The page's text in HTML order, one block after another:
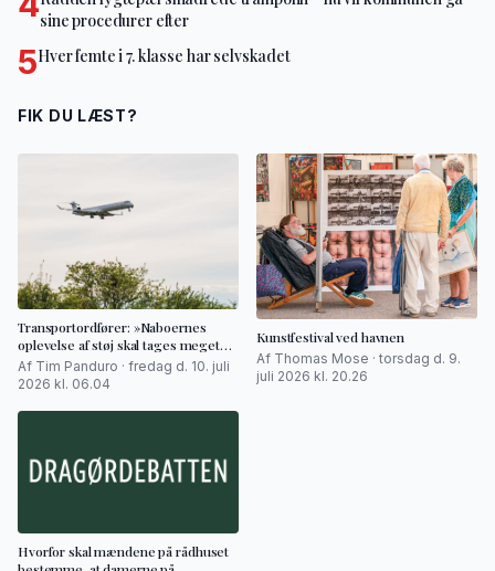
sine procedurer efter
5Hver femte i 7. klasse har selvskadet
FIK DU LÆST?
Transportordfører: »Naboernes
oplevelse af støj skal tages meget
alvorligt«
Af Tim Panduro · fredag d. 10. juli
2026 kl. 06.04
Kunstfestival ved havnen
Af Thomas Mose · torsdag d. 9.
juli 2026 kl. 20.26
Hvorfor skal mændene på rådhuset